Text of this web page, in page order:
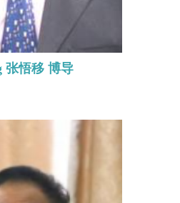
张悟移 博导